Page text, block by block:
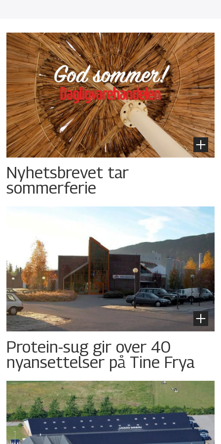
Nyhetsbrevet tar
sommerferie
Protein-sug gir over 40
nyansettelser på Tine Frya